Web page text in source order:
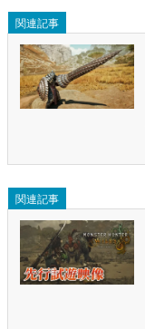
関連記事
関連記事